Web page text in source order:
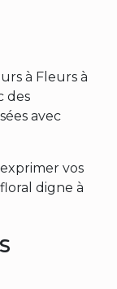
à Fleurs à
des
avec
vos
digne à